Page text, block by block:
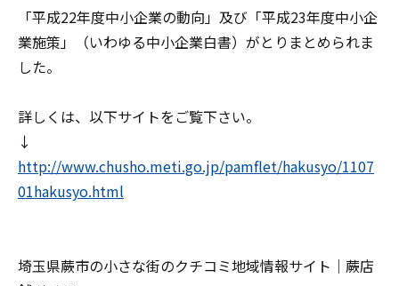
「平成22年度中小企業の動向」及び「平成23年度中小企
業施策」（いわゆる中小企業白書）がとりまとめられま
した。
詳しくは、以下サイトをご覧下さい。
↓
http://www.chusho.meti.go.jp/pamflet/hakusyo/1107
01hakusyo.html
埼玉県蕨市の小さな街のクチコミ地域情報サイト｜蕨店